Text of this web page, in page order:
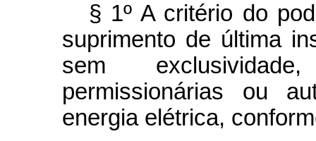
§ 1º A critério do
suprimento de última
sem
permissionárias ou
energia elétrica,